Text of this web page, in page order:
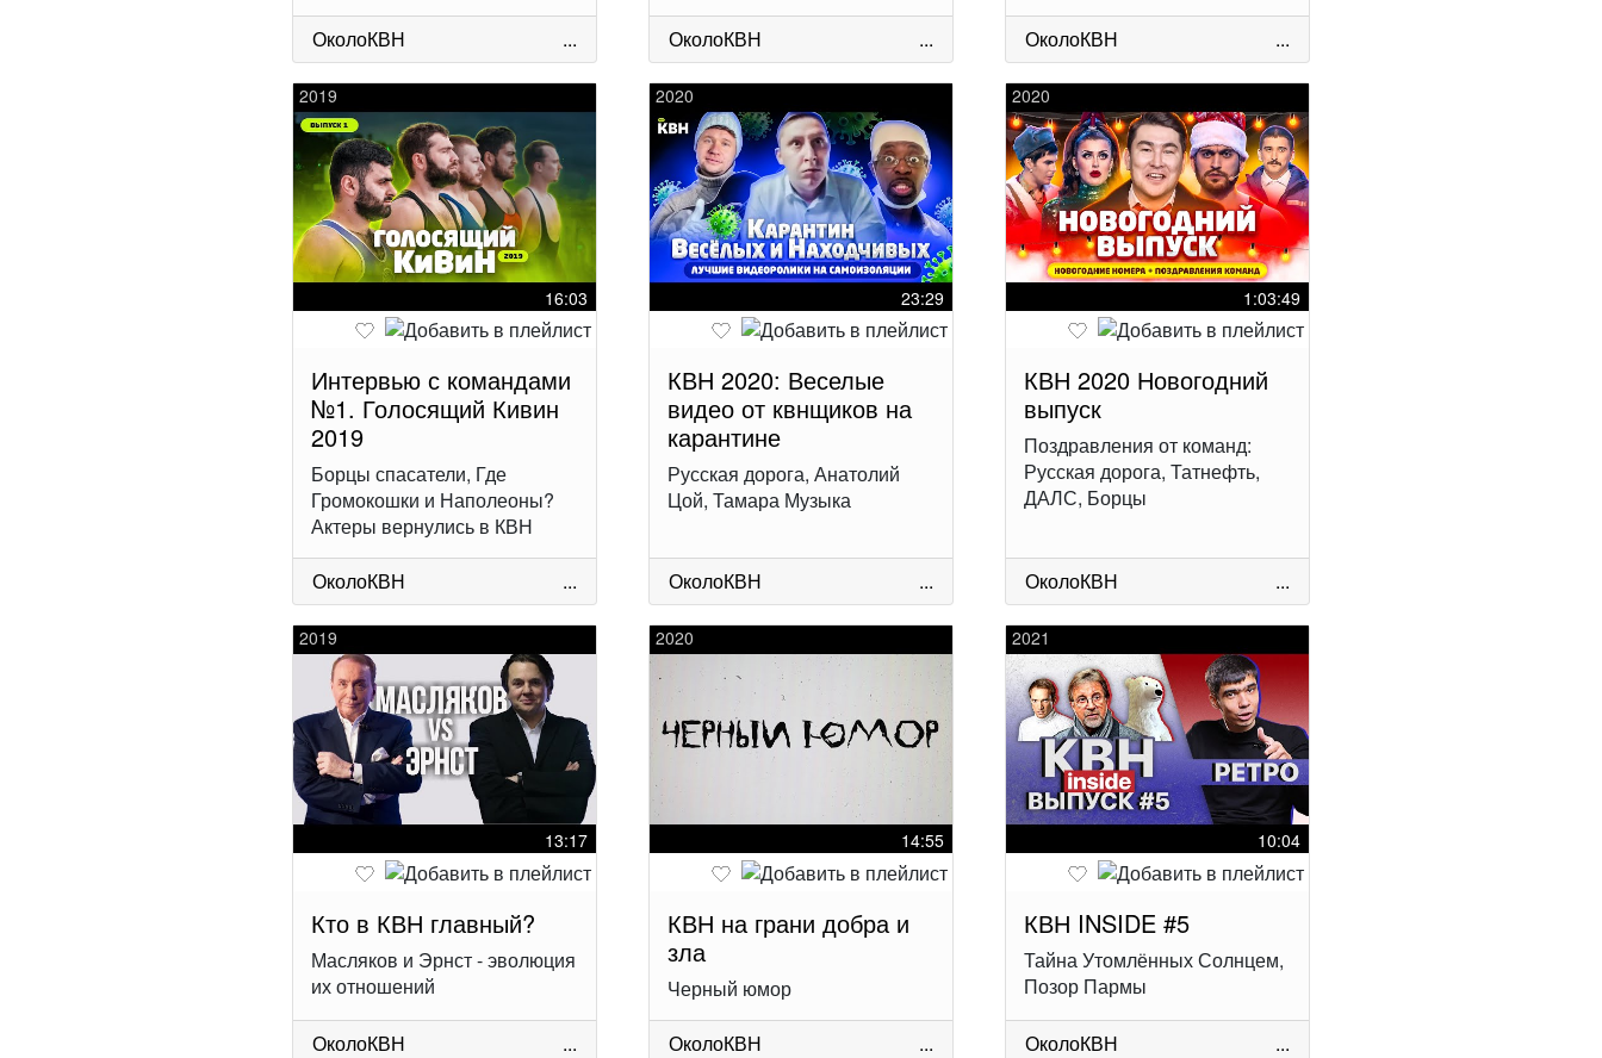
ОколоКВН
... ОколоКВН ...
ОколоКВН
...
2019
16:03
Интервью с командами
№1. Голосящий Кивин
2019
Борцы спасатели, Где
Громокошки и Наполеоны?
Актеры вернулись в КВН
ОколоКВН
...
2020
23:29
КВН 2020: Веселые
видео от квнщиков на
карантине
Русская дорога, Анатолий
Цой, Тамара Музыка
ОколоКВН ...
2020
1:03:49
КВН 2020 Новогодний
выпуск
Поздравления от команд:
Русская дорога, Татнефть,
ДАЛС, Борцы
ОколоКВН ...
2019
13:17
Кто в КВН главный?
Масляков и Эрнст - эволюция
их отношений
ОколоКВН ...
2020
14:55
КВН на грани добра и
зла
Черный юмор
ОколоКВН
...
2021
10:04
КВН INSIDE #5
Тайна Утомлённых Солнцем,
Позор Пармы
ОколоКВН ...